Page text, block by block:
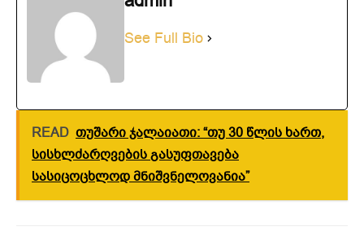
See Full Bio
READ თუშარი ჯალაიათი: “თუ 30 წლის ხართ,
სისხლძარღვების გასუფთავება
სასიცოცხლოდ მნიშვნელოვანია”